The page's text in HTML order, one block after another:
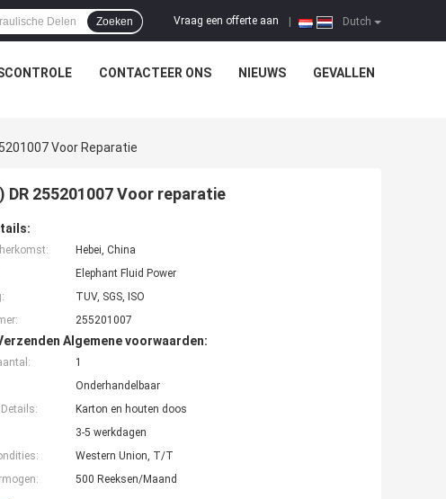
Dutch
Vraag een offerte aan
Zoeken
CONTACTEER ONS NIEUWS GEVALLEN
Voor Reparatie
255201007 Voor reparatie
Hebei, China
Elephant Fluid Power
TUV, SGS, ISO
255201007
Algemene voorwaarden:
1
Onderhandelbaar
Karton en houten doos
3-5 werkdagen
Western Union, T/T
500 Reeksen/Maand